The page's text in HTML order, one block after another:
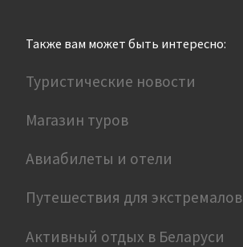
Также вам может быть интересно:
Туристические новости
Магазин туров
Авиабилеты и отели
Путешествия для экстремалов
Активный отдых в Беларуси